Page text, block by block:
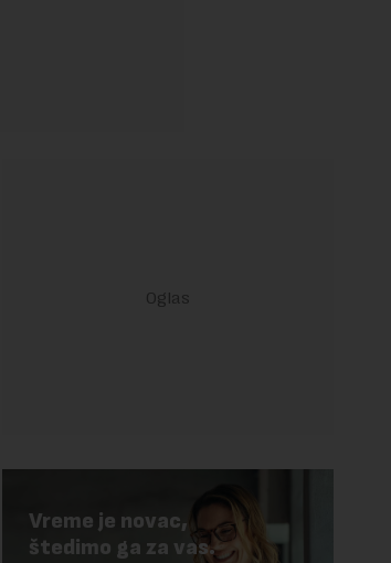
Vreme je novac,
štedimo ga za vas.